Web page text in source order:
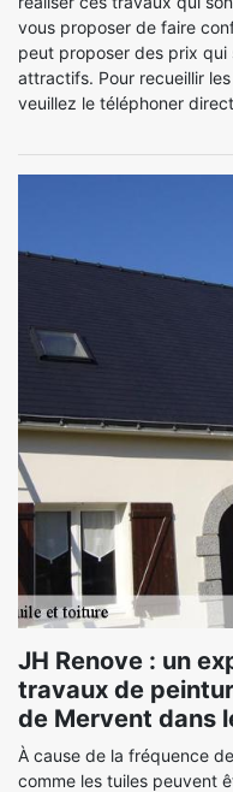
vous proposer de faire
peut proposer des prix
attractifs. Pour recueillir
veuillez le téléphoner
JH Renove : un
travaux de
de Mervent dans
À cause de la fréquence
comme les tuiles peuvent